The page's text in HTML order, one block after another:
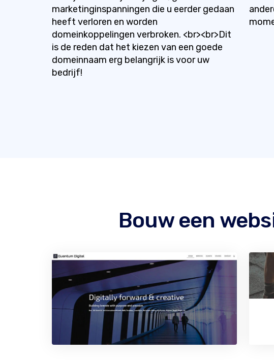
marketinginspanningen die u eerder gedaan
heeft verloren en worden
domeinkoppelingen verbroken. <br><br>Dit
is de reden dat het kiezen van een goede
domeinnaam erg belangrijk is voor uw
bedrijf!
Bouw een